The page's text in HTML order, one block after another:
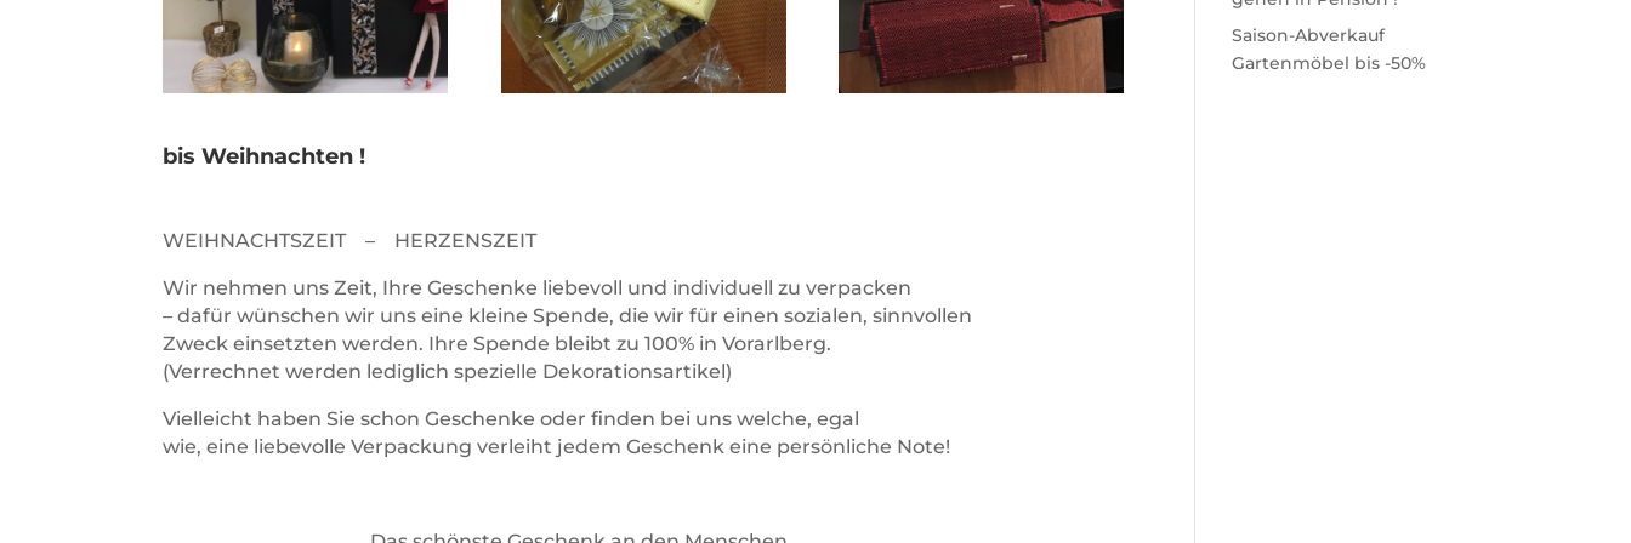
bis Weihnachten !
WEIHNACHTSZEIT – HERZENSZEIT
Wir nehmen uns Zeit, Ihre Geschenke liebevoll und individuell zu verpacken
– dafür wünschen wir uns eine kleine Spende, die wir für einen sozialen, sinnvollen
Zweck einsetzten werden. Ihre Spende bleibt zu 100% in Vorarlberg.
(Verrechnet werden lediglich spezielle Dekorationsartikel)
Vielleicht haben Sie schon Geschenke oder finden bei uns welche, egal
wie, eine liebevolle Verpackung verleiht jedem Geschenk eine persönliche Note!
Saison-Abverkauf
Gartenmöbel bis -50%